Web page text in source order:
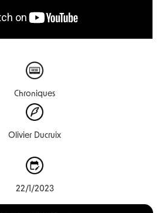
Chroniques
Olivier Ducruix
22/1/2023